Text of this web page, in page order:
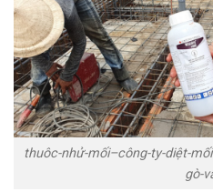
thuôc-nhử-mối–công-ty-diệt-
gò-